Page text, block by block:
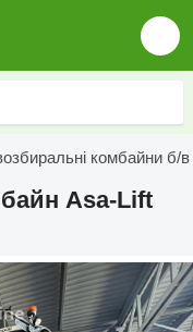
комбайни б/в
Asa-Lift